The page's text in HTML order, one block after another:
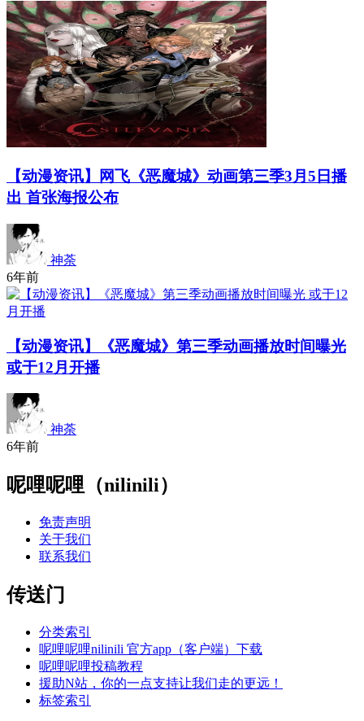
【动漫资讯】网飞《恶魔城》动画第三季3月5日播
出 首张海报公布
神荼
6年前
【动漫资讯】《恶魔城》第三季动画播放时间曝光
或于12月开播
神荼
6年前
呢哩呢哩（nilinili）
免责声明
关于我们
联系我们
传送门
分类索引
呢哩呢哩nilinili 官方app（客户端）下载
呢哩呢哩投稿教程
援助N站，你的一点支持让我们走的更远！
标签索引